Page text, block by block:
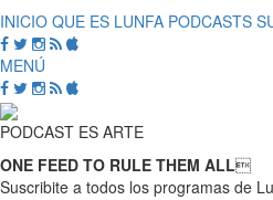
INICIO QUE ES LUNFA PODCASTS
MENÚ
PODCAST ES ARTE
ONE FEED TO RULE THEM ALL
Suscribite a todos los programas de